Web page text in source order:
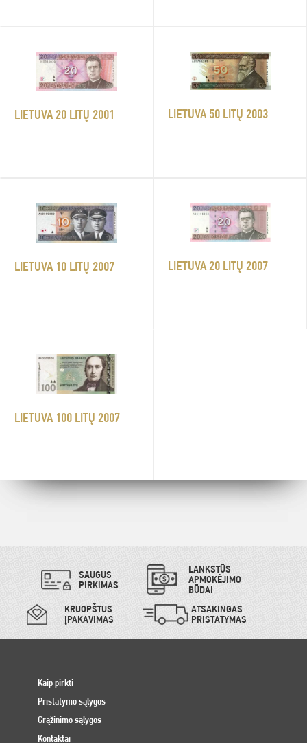
LIETUVA 20 LITŲ 2001 LIETUVA 50 LITŲ 2003
LIETUVA 10 LITŲ 2007 LIETUVA 20 LITŲ 2007
LIETUVA 100 LITŲ 2007
SAUGUS
PIRKIMAS
LANKSTŪS
APMOKĖJIMO
BŪDAI
KRUOPŠTUS
ĮPAKAVIMAS
ATSAKINGAS
PRISTATYMAS
Kaip pirkti
Pristatymo sąlygos
Grąžinimo sąlygos
Kontaktai